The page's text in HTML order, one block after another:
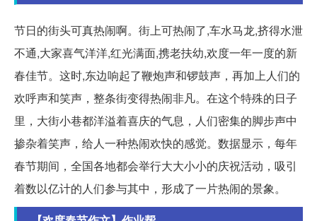
节日的街头可真热闹啊。街上可热闹了,车水马龙,挤得水泄
不通,大家喜气洋洋,红光满面,携老扶幼,欢度一年一度的新
春佳节。这时,东边响起了鞭炮声和锣鼓声，再加上人们的
欢呼声和笑声，整条街变得热闹非凡。在这个特殊的日子
里，大街小巷都洋溢着喜庆的气息，人们密集的脚步声中
掺杂着笑声，给人一种热闹欢快的感觉。数据显示，每年
春节期间，全国各地都会举行大大小小的庆祝活动，吸引
着数以亿计的人们参与其中，形成了一片热闹的景象。